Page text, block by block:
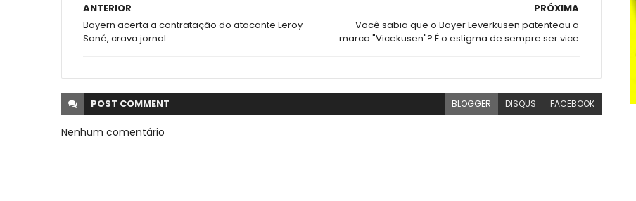
PRÓXIMA
Você sabia que o Bayer Leverkusen patenteou a
marca "Vicekusen"? É o estigma de sempre ser vice
ANTERIOR
Bayern acerta a contratação do atacante Leroy
Sané, crava jornal
POST COMMENT BLOGGER DISQUS FACEBOOK
Nenhum comentário